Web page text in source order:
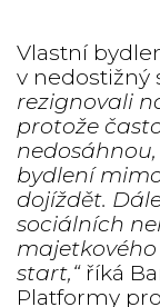
Vlastní
v nedostižný
rezignovali
protože
bydlení
dojíždět.
sociálních
start,“říká
Platformy